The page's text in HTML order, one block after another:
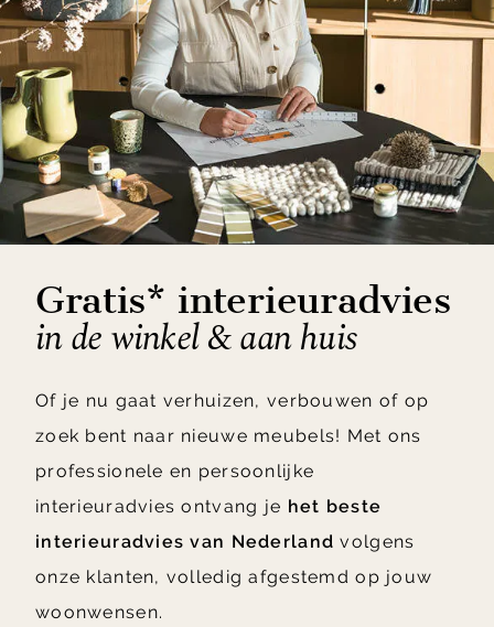
Gratis* interieuradvies
in de winkel & aan huis
Of je nu gaat verhuizen, verbouwen of op
zoek bent naar nieuwe meubels! Met ons
professionele en persoonlijke
interieuradvies ontvang je het beste
interieuradvies van Nederland volgens
onze klanten, volledig afgestemd op jouw
woonwensen.